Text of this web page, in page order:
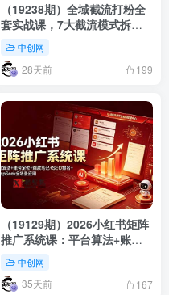
（19238期）全域截流打粉全
套实战课，7大截流模式拆
解，多账号养号导流私域，
DeepSeek批量制作截流话术
素材
中创网
28天前 199
（19129期）2026小红书矩阵
推广系统课：平台算法+账号
定位+爆款笔记+SEO排名
+DeepSeek全场景应用
中创网
35天前 167